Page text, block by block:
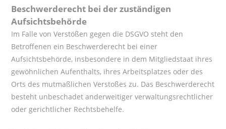
Beschwerderecht bei der zuständigen
Aufsichtsbehörde
Im Falle von Verstößen gegen die DSGVO steht den
Betroffenen ein Beschwerderecht bei einer
Aufsichtsbehörde, insbesondere in dem Mitgliedstaat ihres
gewöhnlichen Aufenthalts, ihres Arbeitsplatzes oder des
Orts des mutmaßlichen Verstoßes zu. Das Beschwerderecht
besteht unbeschadet anderweitiger verwaltungsrechtlicher
oder gerichtlicher Rechtsbehelfe.